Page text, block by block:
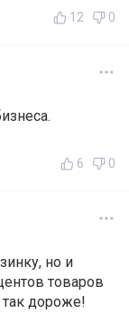
12 0
6 0
но и
товаров
дороже!